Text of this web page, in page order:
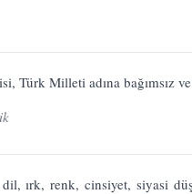
Türk Milleti adına bağımsız
ırk, renk, cinsiyet, siyasi